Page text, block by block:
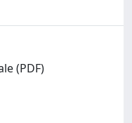
(PDF)